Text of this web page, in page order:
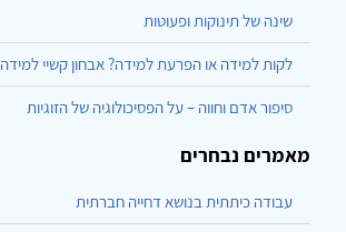
שינה של תינוקות ופעוטות
לקות למידה או הפרעת למידה? אבחון קשיי למידה
סיפור אדם וחווה – על הפסיכולוגיה של הזוגיות
מאמרים נבחרים
עבודה כיתתית בנושא דחייה חברתית